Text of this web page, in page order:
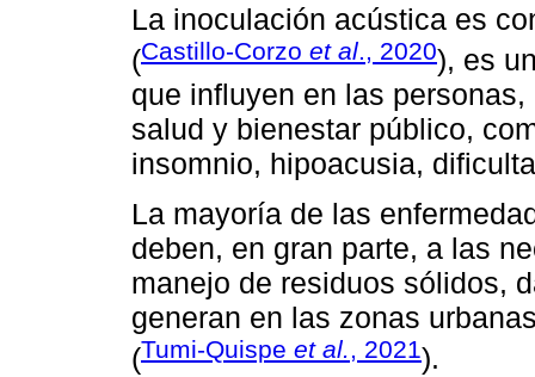
La inoculación acústica es
(Castillo-Corzo et al., 2020), es
que influyen en las
salud y bienestar público,
insomnio, hipoacusia,
La mayoría de las
deben, en gran parte, a las
manejo de residuos sólidos,
generan en las zonas
(Tumi-Quispe et al., 2021).